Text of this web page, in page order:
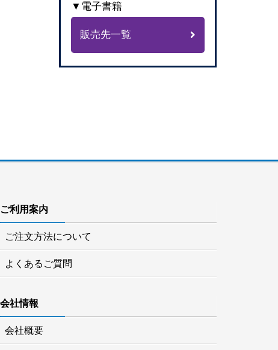
▼電子書籍
販売先一覧
ご利用案内
ご注文方法について
よくあるご質問
会社情報
会社概要